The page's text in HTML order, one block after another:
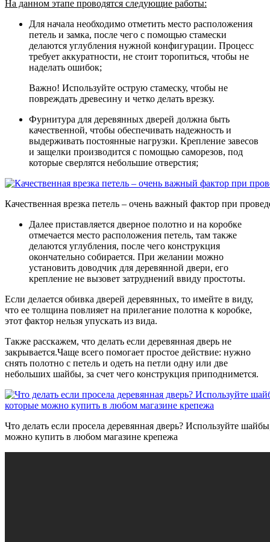
На данном этапе проводятся следующие работы:
Для начала необходимо отметить место расположения
петель и замка, после чего с помощью стамески
делаются углубления нужной конфигурации. Процесс
требует аккуратности, не стоит торопиться, чтобы не
наделать ошибок;
Важно! Используйте острую стамеску, чтобы не
повреждать древесину и четко делать врезку.
Фурнитура для деревянных дверей должна быть
качественной, чтобы обеспечивать надежность и
выдерживать постоянные нагрузки. Крепление завесов
и защелки производится с помощью саморезов, под
которые сверлятся небольшие отверстия;
Качественная врезка петель – очень важный фактор при
Далее приставляется дверное полотно и на коробке
отмечается место расположения петель, там также
делаются углубления, после чего конструкция
окончательно собирается. При желании можно
установить доводчик для деревянной двери, его
крепление не вызовет затруднений ввиду простоты.
Если делается обивка дверей деревянных, то имейте в виду,
что ее толщина повлияет на прилегание полотна к коробке,
этот фактор нельзя упускать из вида.
Также расскажем, что делать если деревянная дверь не
закрывается.Чаще всего помогает простое действие: нужно
снять полотно с петель и одеть на петли одну или две
небольших шайбы, за счет чего конструкция приподнимется.
Что делать если просела деревянная дверь? Используйте
можно купить в любом магазине крепежа